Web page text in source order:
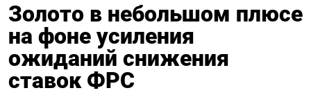
Золото в небольшом плюсе
на фоне усиления
ожиданий снижения
ставок ФРС